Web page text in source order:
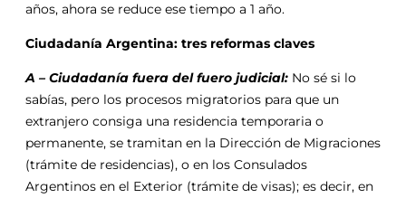
años, ahora se reduce ese tiempo a 1 año.
Ciudadanía Argentina: tres reformas claves
A – Ciudadanía fuera del fuero judicial: No sé si lo
sabías, pero los procesos migratorios para que un
extranjero consiga una residencia temporaria o
permanente, se tramitan en la Dirección de Migraciones
(trámite de residencias), o en los Consulados
Argentinos en el Exterior (trámite de visas); es decir, en